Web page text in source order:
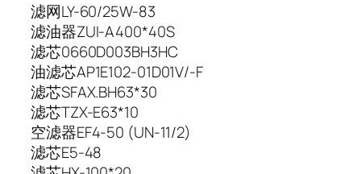
滤网LY-60/25W-83
滤油器ZUI-A400*40S
滤芯0660D003BH3HC
油滤芯AP1E102-01D01V/-F
滤芯SFAX.BH63*30
滤芯TZX-E63*10
空滤器EF4-50 (UN-11/2)
滤芯E5-48